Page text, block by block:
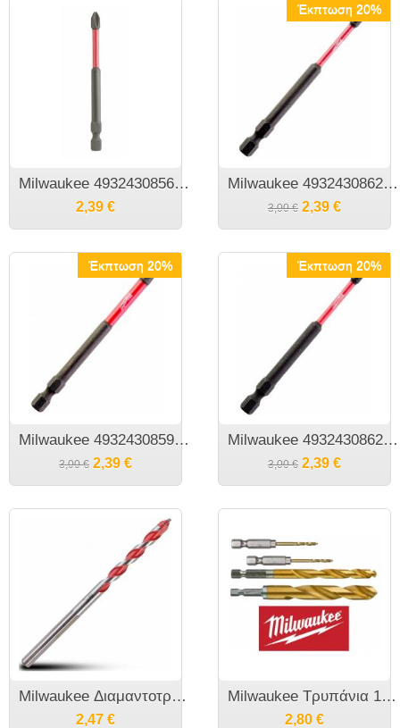
Milwaukee 4932430856 Shockwave PH2X90χιλ μύτη 1/4"
2,39 €
Έκπτωση 20%
​Milwaukee 4932430862 Shockwave Ph1X90 Μύτη 1/4¨ Κρουστικού Δραπανοκατσάβιδου
3,00 € 2,39 €
Έκπτωση 20%
​Milwaukee 4932430859​ Shockwave Ph3X90 Μύτη 1/4¨ Κρουστικού Δραπανοκατσάβιδου
3,00 € 2,39 €
Έκπτωση 20%
Milwaukee 4932430862 PZ1X90 Shockwave Μύτη 1/4¨ Κρουστικού Δραπανοκατσάβιδου
3,00 € 2,39 €
Milwaukee Διαμαντοτρύπανο TCT SUPER Μπετού
2,47 €
Milwaukee Τρυπάνια 1/4" εξάγωνης υποδοχής για παλμικά κατσαβίδια
2,80 €